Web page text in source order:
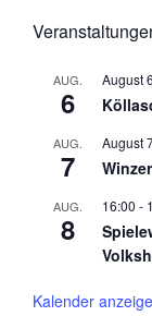
AUG.
6
August 6
AUG.
7
August
AUG.
8
16:00 -
Kalender